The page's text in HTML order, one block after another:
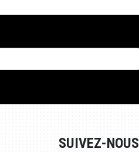
SUIVEZ-NOUS